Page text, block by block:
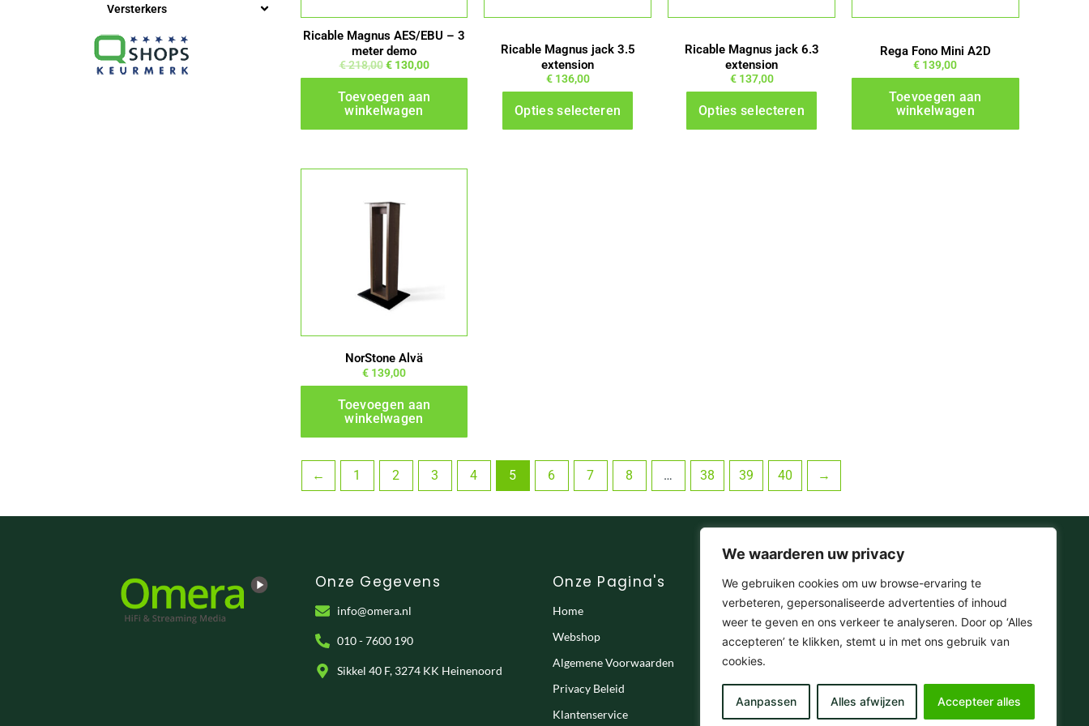
We waarderen uw privacy
We gebruiken cookies om uw browse-ervaring te
verbeteren, gepersonaliseerde advertenties of inhoud
weer te geven en ons verkeer te analyseren. Door op ‘Alles
accepteren’ te klikken, stemt u in met ons gebruik van
cookies.
Aanpassen Alles afwijzen Accepteer alles
Versterkers
Ricable Magnus AES/EBU – 3
meter demo
€218,00 €130,00
Toevoegen aan
winkelwagen
Ricable Magnus jack 3.5
extension
€136,00
Opties selecteren
worden
op
de
productpagina
Ricable Magnus jack 6.3
extension
€137,00
Opties selecteren
worden
op
de
productpagina
Rega Fono Mini A2D
€ 139,00
Toevoegen aan
winkelwagen
NorStone Alvä
€ 139,00
Toevoegen aan
winkelwagen
← 1 2 3 4 5 6 7 8 … 38 39 40 →
Onze Gegevens
info@omera.nl
010 - 7600 190
Sikkel 40 F, 3274 KK Heinenoord
Onze Pagina's
Home
Webshop
Algemene Voorwaarden
Privacy Beleid
Klantenservice
Onze Socials
F
a
c
e
o
o
k
I
n
s
g
r
a
T
i
k
k
Y
o
u
b
e
© 2025 . Omera – Hifi & Streaming Media